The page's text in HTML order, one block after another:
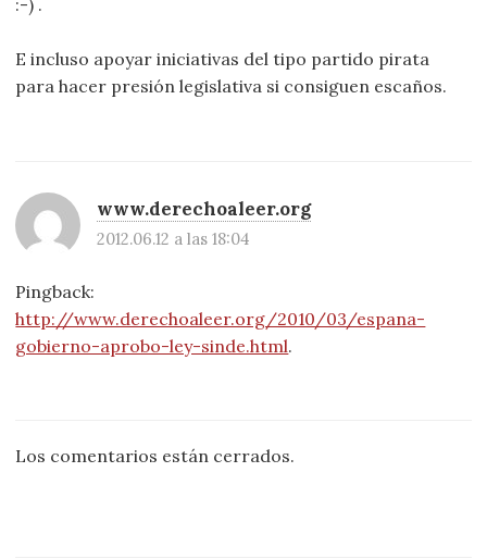
E incluso apoyar iniciativas del tipo partido pirata
para hacer presión legislativa si consiguen escaños.
www.derechoaleer.org
2012.06.12 a las 18:04
Pingback:
http://www.derechoaleer.org/2010/03/espana-
gobierno-aprobo-ley-sinde.html.
Los comentarios están cerrados.